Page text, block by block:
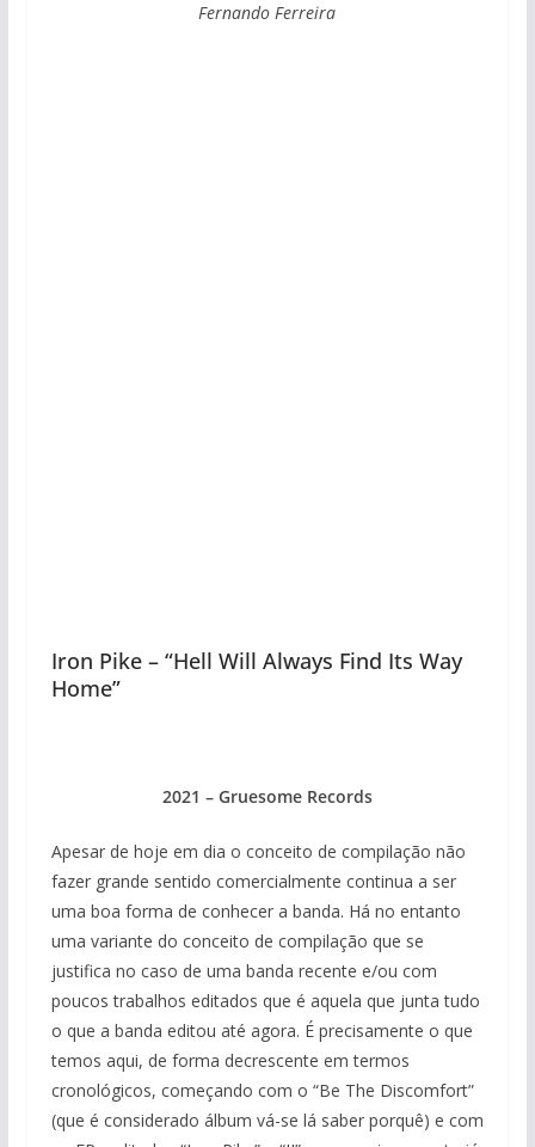
Fernando Ferreira
Iron Pike – “Hell Will Always Find Its Way
Home”
2021 – Gruesome Records
Apesar de hoje em dia o conceito de compilação não
fazer grande sentido comercialmente continua a ser
uma boa forma de conhecer a banda. Há no entanto
uma variante do conceito de compilação que se
justifica no caso de uma banda recente e/ou com
poucos trabalhos editados que é aquela que junta tudo
o que a banda editou até agora. É precisamente o que
temos aqui, de forma decrescente em termos
cronológicos, começando com o “Be The Discomfort”
(que é considerado álbum vá-se lá saber porquê) e com